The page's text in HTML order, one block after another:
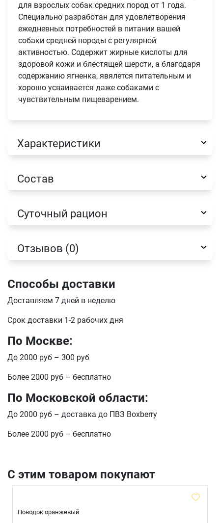
для взрослых собак средних пород от 1 года.
Специально разработан для удовлетворения
ежедневных потребностей в питании вашей
собаки средней породы с регулярной
активностью. Содержит жирные кислоты для
здоровой кожи и блестящей шерсти, а благодаря
содержанию ягненка, явялется питательным и
хорошо усваивается даже собаками с
чувствительным пищеварением.
Характеристики
Состав
Суточный рацион
Отзывов (0)
Способы доставки
Доставляем 7 дней в неделю
Срок доставки 1-2 рабочих дня
По Москве:
До 2000 руб – 300 руб
Более 2000 руб – бесплатно
По Московской области:
До 2000 руб – доставка до ПВЗ Boxberry
Более 2000 руб – бесплатно
С этим товаром покупают
Поводок оранжевый
Оформить заказ
Имя
Телефон
E-mail